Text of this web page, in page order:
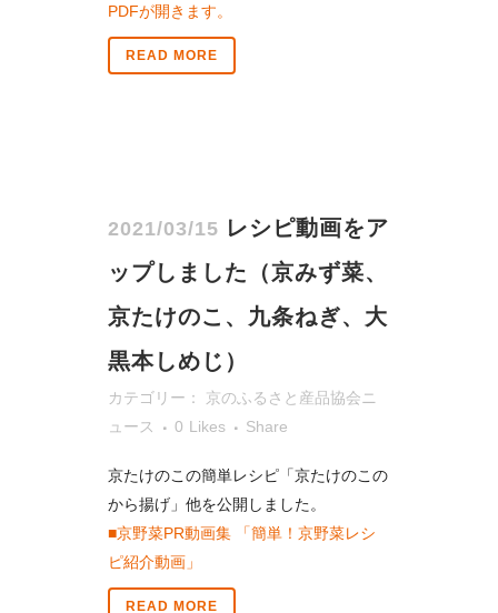
PDFが開きます。
READ MORE
2021/03/15 レシピ動画をア
ップしました（京みず菜、
京たけのこ、九条ねぎ、大
黒本しめじ）
カテゴリー： 京のふるさと産品協会ニ
ュース
0 Likes Share
京たけのこの簡単レシピ「京たけのこの
から揚げ」他を公開しました。
■京野菜PR動画集 「簡単！京野菜レシ
ピ紹介動画」
READ MORE